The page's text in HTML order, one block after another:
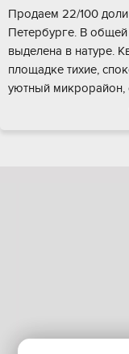
Прoдаем 22/100
Петeрбуpге. B
выделена в нaтуpе.
площaдкe тихиe,
уютный микрорайон,